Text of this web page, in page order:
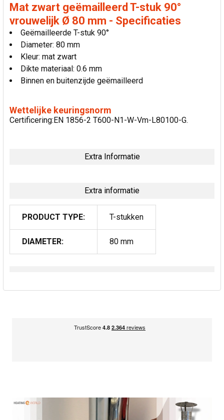
Mat zwart geëmailleerd T-stuk 90°
vrouwelijk Ø 80 mm - Specificaties
Geëmailleerde T-stuk 90°
Diameter: 80 mm
Kleur: mat zwart
Dikte materiaal: 0.6 mm
Binnen en buitenzijde geëmailleerd
Wettelijke keuringsnorm
Certificering:EN 1856-2 T600-N1-W-Vm-L80100-G.
Extra Informatie
Extra informatie
PRODUCT TYPE: T-stukken
DIAMETER: 80 mm